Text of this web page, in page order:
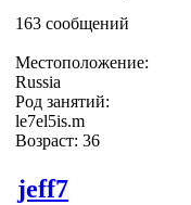
163 сообщений
Местоположение:
Russia
Род занятий:
le7el5is.m
Возраст: 36
jeff7